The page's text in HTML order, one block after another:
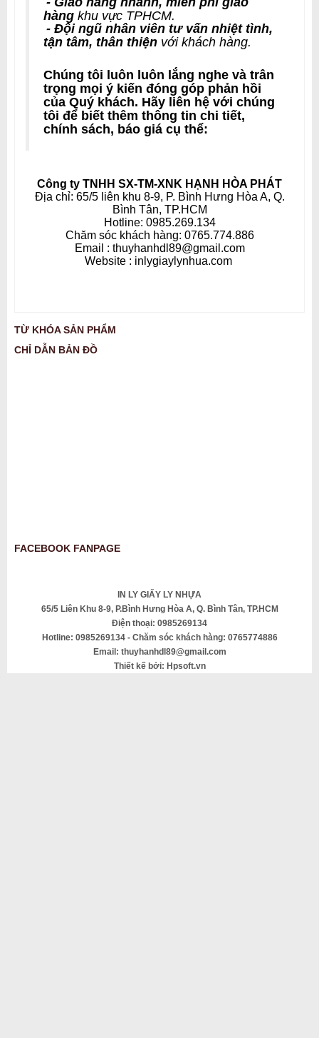
hàng khu vực TPHCM.
- Đội ngũ nhân viên tư vấn nhiệt tình,
tận tâm, thân thiện với khách hàng.
Chúng tôi luôn luôn lắng nghe và trân
trọng mọi ý kiến đóng góp phản hồi
của Quý khách. Hãy liên hệ với chúng
tôi để biết thêm thông tin chi tiết,
chính sách, báo giá cụ thể:
Công ty TNHH SX-TM-XNK HẠNH HÒA PHÁT
Địa chỉ: 65/5 liên khu 8-9, P. Bình Hưng Hòa A, Q.
Bình Tân, TP.HCM
Hotline: 0985.269.134
Chăm sóc khách hàng: 0765.774.886
Email : thuyhanhdl89@gmail.com
Website : inlygiaylynhua.com
TỪ KHÓA SẢN PHẨM
CHỈ DẪN BẢN ĐỒ
FACEBOOK FANPAGE
IN LY GIẤY LY NHỰA
65/5 Liên Khu 8-9, P.Bình Hưng Hòa A, Q. Bình Tân, TP.HCM
Điện thoại: 0985269134
Hotline: 0985269134 - Chăm sóc khách hàng: 0765774886
Email: thuyhanhdl89@gmail.com
Thiết kế bởi: Hpsoft.vn